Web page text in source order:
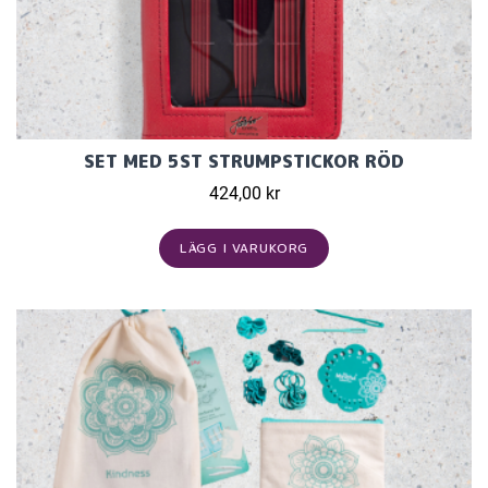
SET MED 5ST STRUMPSTICKOR RÖD
424,00 kr
LÄGG I VARUKORG